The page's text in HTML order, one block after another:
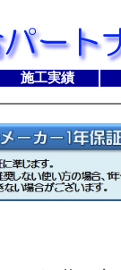
施工実績